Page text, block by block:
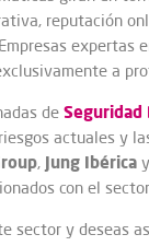
reputación
Empresas expertas
a
de Seguridad
actuales y
, Jung Ibérica y
con el
sector y deseas